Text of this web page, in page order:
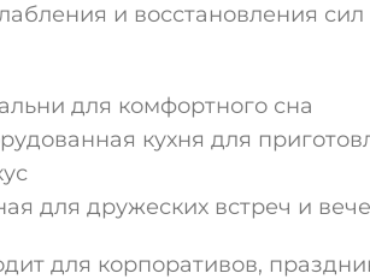
и восстановления сил
для комфортного сна
кухня для
для дружеских встреч и
для корпоративов,